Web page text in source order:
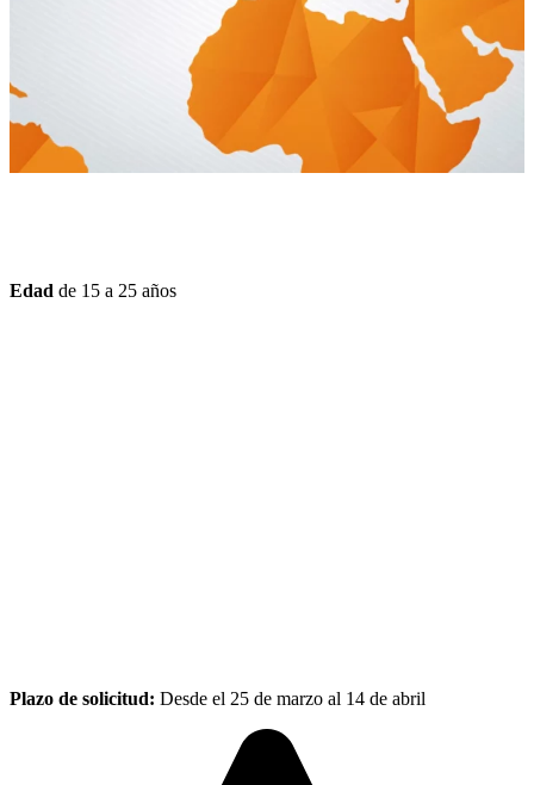
Edad de 15 a 25 años
Plazo de solicitud: Desde el 25 de marzo al 14 de abril